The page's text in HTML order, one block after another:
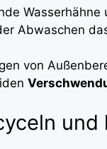
Wasserhähne
Abwaschen
von
und